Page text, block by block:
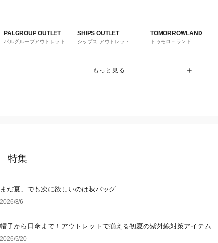
PALGROUP OUTLET
パルグループアウトレット
SHIPS OUTLET
シップス アウトレット
TOMORROWLAND
トゥモロ－ランド
もっと見る
特集
まだ夏。でも次に欲しいのは秋バッグ
2026/8/6
帽子から日傘まで！アウトレットで揃える初夏の紫外線対策アイテム
2026/5/20